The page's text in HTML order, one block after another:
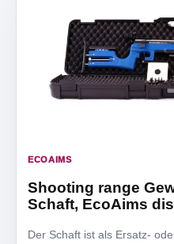
ECOAIMS
Shooting range
Schaft, EcoAims
Der Schaft ist als Ersatz-